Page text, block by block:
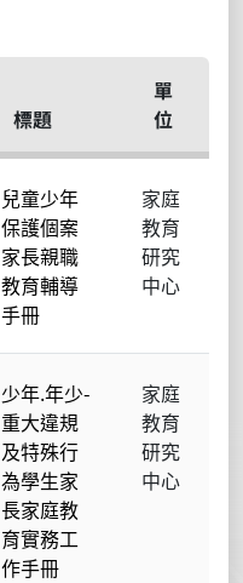
標題
單
位
兒童少年
保護個案
家長親職
教育輔導
手冊
家庭
教育
研究
中心
少年.年少-
重大違規
及特殊行
為學生家
長家庭教
育實務工
作手冊
家庭
教育
研究
中心